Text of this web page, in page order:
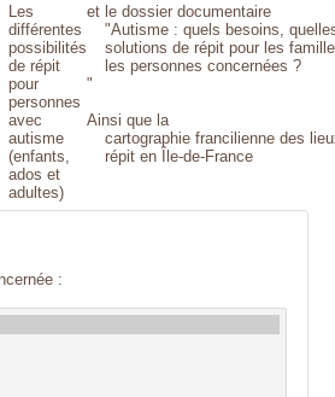
Les
différentes
possibilités
de répit
pour
personnes
avec
autisme
(enfants,
ados et
adultes)
et le dossier documentaire
"Autisme : quels besoins,
solutions de répit pour les
les personnes concernées ?
"
Ainsi que la
cartographie francilienne des
répit en Île-de-France
: